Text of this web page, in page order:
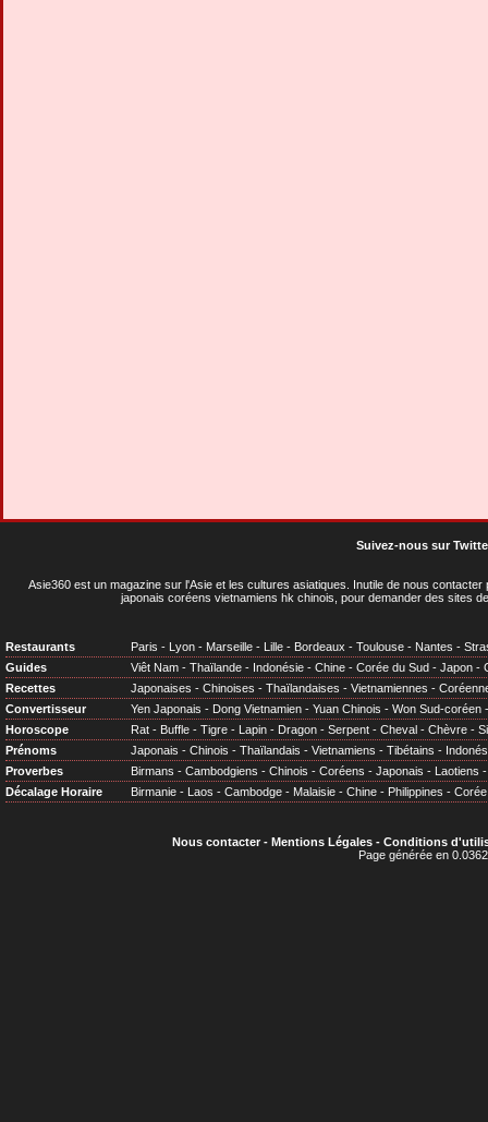
Suivez-nous sur
Asie360 est un magazine sur l'Asie et les cultures asiatiques . Inutile de nous
japonais coréens vietnamiens hk chinois, pour demander des sites
Restaurants Paris - Lyon - Marseille - Lille - Bordeaux - Toulouse - Nantes -
Guides
Viêt Nam - Thaïlande - Indonésie - Chine - Corée du Sud - Japon -
Recettes
Japonaises - Chinoises - Thaïlandaises - Vietnamiennes -
Convertisseur
Yen Japonais - Dong Vietnamien - Yuan Chinois - Won Sud-coréen
Horoscope
Rat - Buffle - Tigre - Lapin - Dragon - Serpent - Cheval - Chèvre -
Prénoms
Japonais - Chinois - Thaïlandais - Vietnamiens - Tibétains -
Proverbes
Birmans - Cambodgiens - Chinois - Coréens - Japonais - Laotiens
Décalage Horaire
Birmanie - Laos - Cambodge - Malaisie - Chine - Philippines - Corée
Nous contacter- Mentions Légales- Conditions
Page générée en